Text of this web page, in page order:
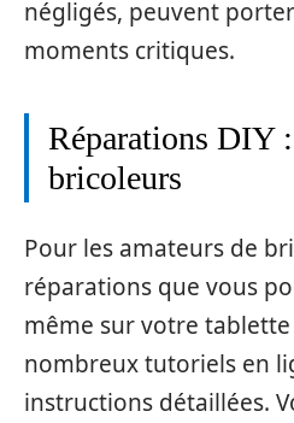
négligés, peuvent
moments critiques.
Réparations DIY
bricoleurs
Pour les amateurs de
réparations que vous
même sur votre tablette
nombreux tutoriels en
instructions détaillées.